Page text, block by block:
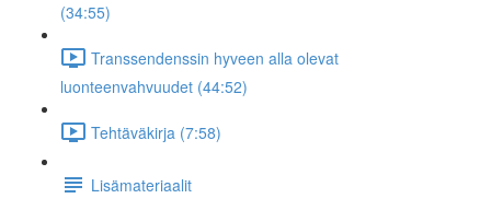
(34:55)
Transsendenssin hyveen alla olevat
luonteenvahvuudet (44:52)
Tehtäväkirja (7:58)
Lisämateriaalit